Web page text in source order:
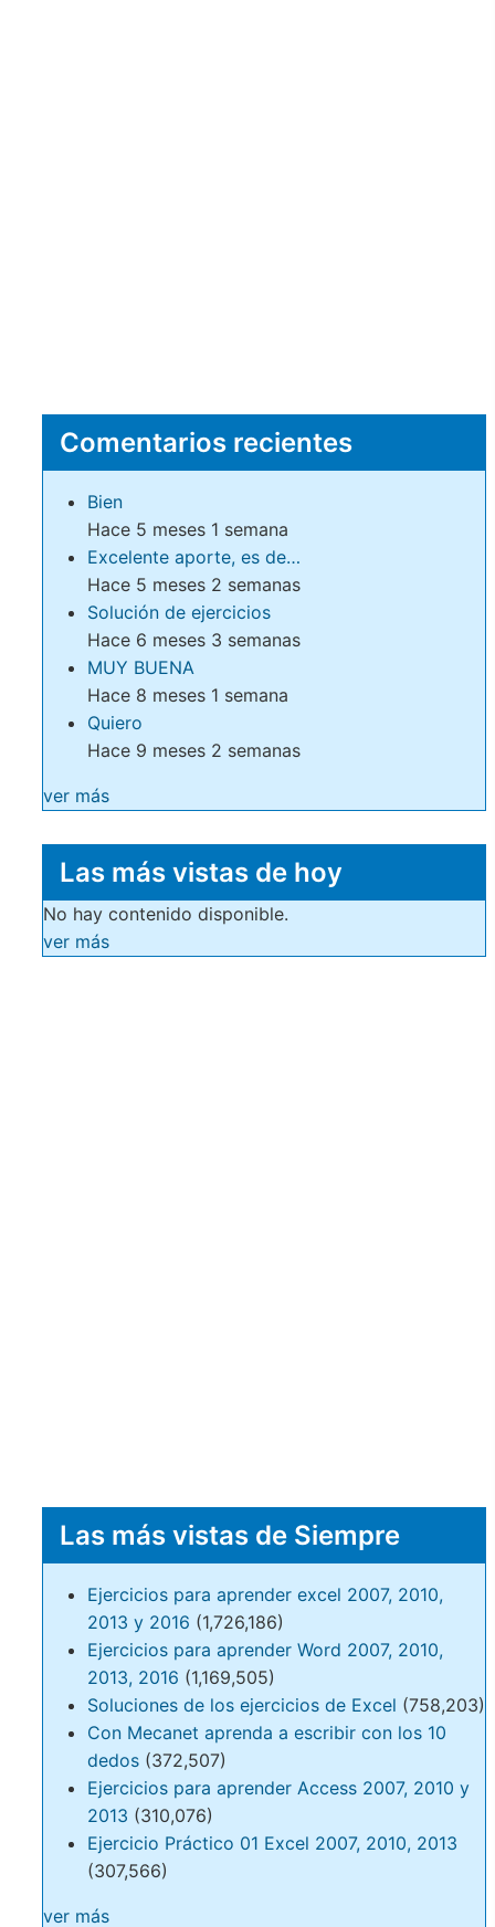
Comentarios recientes
Bien
Hace 5 meses 1 semana
Excelente aporte, es de…
Hace 5 meses 2 semanas
Solución de ejercicios
Hace 6 meses 3 semanas
MUY BUENA
Hace 8 meses 1 semana
Quiero
Hace 9 meses 2 semanas
ver más
Las más vistas de hoy
No hay contenido disponible.
ver más
Las más vistas de Siempre
Ejercicios para aprender excel 2007, 2010,
2013 y 2016 (1,726,186)
Ejercicios para aprender Word 2007, 2010,
2013, 2016 (1,169,505)
Soluciones de los ejercicios de Excel (758,203)
Con Mecanet aprenda a escribir con los 10
dedos (372,507)
Ejercicios para aprender Access 2007, 2010 y
2013 (310,076)
Ejercicio Práctico 01 Excel 2007, 2010, 2013
(307,566)
ver más